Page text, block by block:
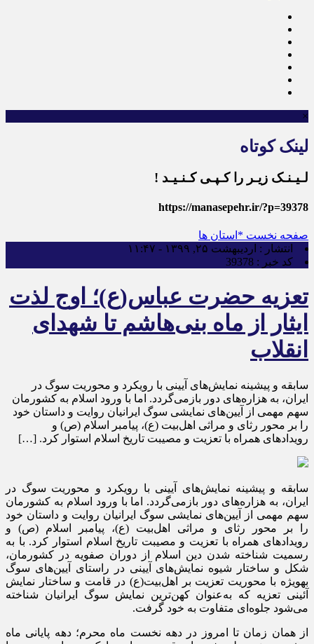
×
لینک کوتاه
لـیـنـک زیـر را کـپـی کـنـیـد !
https://manasepehr.ir/?p=39378
صفحه نخست *استان ها
انتشار : اردیبهشت ۲۵, ۱۳۹۹ - ۱۱:۴۷
کد خبر : 39378
تعزیه حضرت عباس(ع)؛ اوج لذت
ایثار از ماه بنی‌هاشم تا شهدای
انقلاب
سابقه و پیشینه نمایش‌های آیینی با رویکرد و محوریت سوگ در
ایران، به هزاره‌های دور بازمی‌گردد. اما با ورود اسلام به کشورمان
سهم مهمی از آیین‌های نمایشی سوگ ایرانیان روایت و داستان خود
را بر محور رثای و مراثی اهل‌بیت (ع)، پیامبر اسلام (ص) و
رویدادهای همراه با تعزیت و مصیبت تاریخ اسلام استوار کرد. […]
سابقه و پیشینه نمایش‌های آیینی با رویکرد و محوریت سوگ در
ایران، به هزاره‌های دور بازمی‌گردد. اما با ورود اسلام به کشورمان
سهم مهمی از آیین‌های نمایشی سوگ ایرانیان روایت و داستان خود
را بر محور رثای و مراثی اهل‌بیت (ع)، پیامبر اسلام (ص) و
رویدادهای همراه با تعزیت و مصیبت تاریخ اسلام استوار کرد. با به
رسمیت شناخته شدن دین اسلام از دوران صفویه در کشورمان،
شکل و ساختار شیوه نمایش‌های آیینی در راستای آیین‌های سوگ
به‎ویژه با محوریت تعزیت بر اهل‌بیت(ع) در قامت و ساختار نمایش
آئینی تعزیه که به‌عنوان کهن‌ترین نمایش سوگ ایرانیان شناخته
می‌شود جلوه‌ای متفاوت به خود گرفت.
از همان زمان تا امروز در دهه نخست ماه محرم؛ دهه پایانی ماه